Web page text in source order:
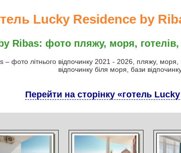
Lucky Residence by
Ribas: фото пляжу, моря, готелів,
– фото літнього відпочинку 2021 - 2026, пляжу,
відпочинку біля моря, бази
Перейти на сторінку «готель